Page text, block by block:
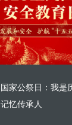
国家公祭日：我是
记忆传承人